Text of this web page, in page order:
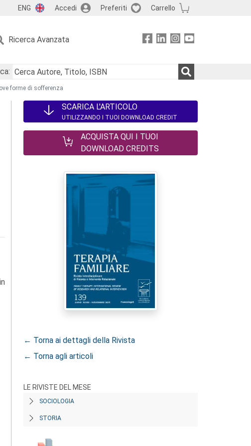
ENG Accedi Preferiti Carrello
Ricerca Avanzata
forme di sofferenza
SCARICA L'ARTICOLO
UTILIZZANDO I TUOI DOWNLOAD CREDIT
ACQUISTA QUI I TUOI
DOWNLOAD CREDITS
← Torna ai dettagli della Rivista
← Torna agli articoli
LE RIVISTE DEL MESE
SOCIOLOGIA
STORIA